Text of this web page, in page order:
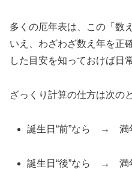
多くの厄年表は、この「数
いえ、わざわざ数え年を正
した目安を知っておけば日
ざっくり計算の仕方は次の
誕生日“前”なら → 満
誕生日“後”なら → 満